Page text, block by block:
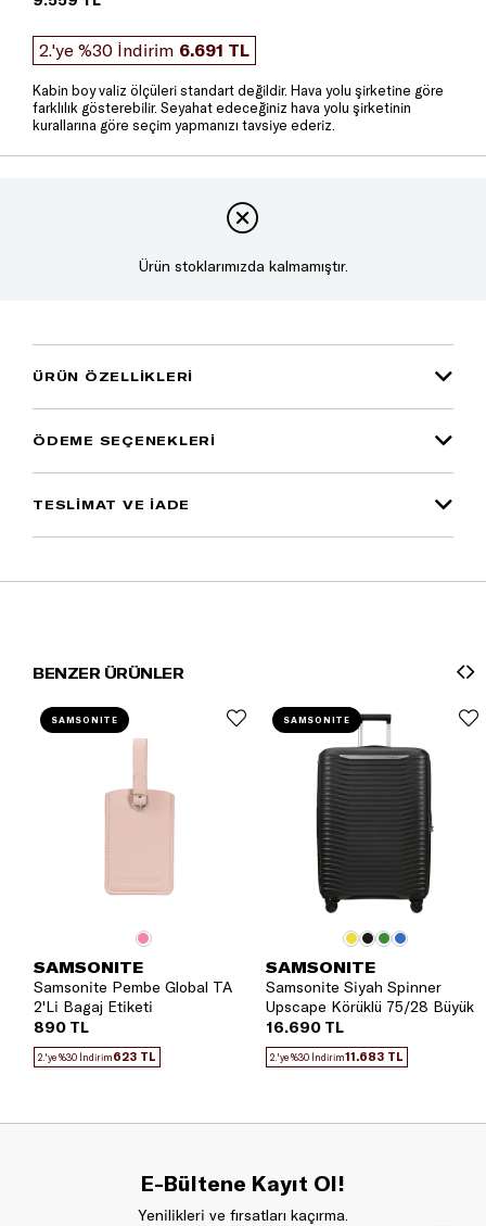
2.'ye %30 İndirim 6.691 TL
Kabin boy valiz ölçüleri standart değildir. Hava yolu şirketine göre
farklılık gösterebilir. Seyahat edeceğiniz hava yolu şirketinin
kurallarına göre seçim yapmanızı tavsiye ederiz.
Ürün stoklarımızda kalmamıştır.
ÜRÜN ÖZELLIKLERI
ÖDEME SEÇENEKLERI
TESLİMAT VE İADE
BENZER ÜRÜNLER
SAMSONITE
Samsonite Pembe Global TA
2'Li Bagaj Etiketi
890 TL
2.'ye %30 İndirim623 TL
SAMSONITE
SAMSONITE
Samsonite Siyah Spinner
Upscape Körüklü 75/28 Büyük
Boy Valiz
16.690 TL
2.'ye %30 İndirim11.683 TL
SAMSONITE
E-Bültene Kayıt Ol!
Yenilikleri ve fırsatları kaçırma.